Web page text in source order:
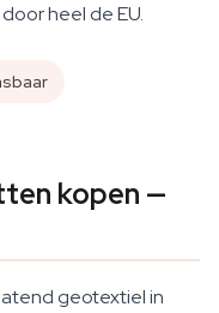
heel de EU.
kopen —
geotextiel in